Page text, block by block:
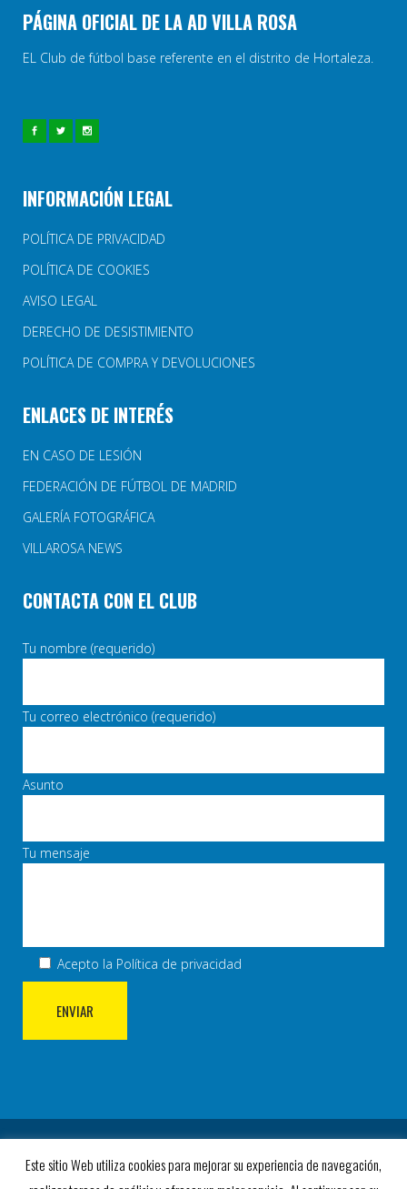
PÁGINA OFICIAL DE LA AD VILLA ROSA
EL Club de fútbol base referente en el distrito de Hortaleza.
INFORMACIÓN LEGAL
POLÍTICA DE PRIVACIDAD
POLÍTICA DE COOKIES
AVISO LEGAL
DERECHO DE DESISTIMIENTO
POLÍTICA DE COMPRA Y DEVOLUCIONES
ENLACES DE INTERÉS
EN CASO DE LESIÓN
FEDERACIÓN DE FÚTBOL DE MADRID
GALERÍA FOTOGRÁFICA
VILLAROSA NEWS
CONTACTA CON EL CLUB
Tu nombre (requerido)
Tu correo electrónico (requerido)
Asunto
Tu mensaje
Acepto la Política de privacidad
© COPYRIGHT 2023 AD VILLA ROSA. TODOS LOS
DERECHOS RESERVADOS.
Este sitio Web utiliza cookies para mejorar su experiencia de navegación,